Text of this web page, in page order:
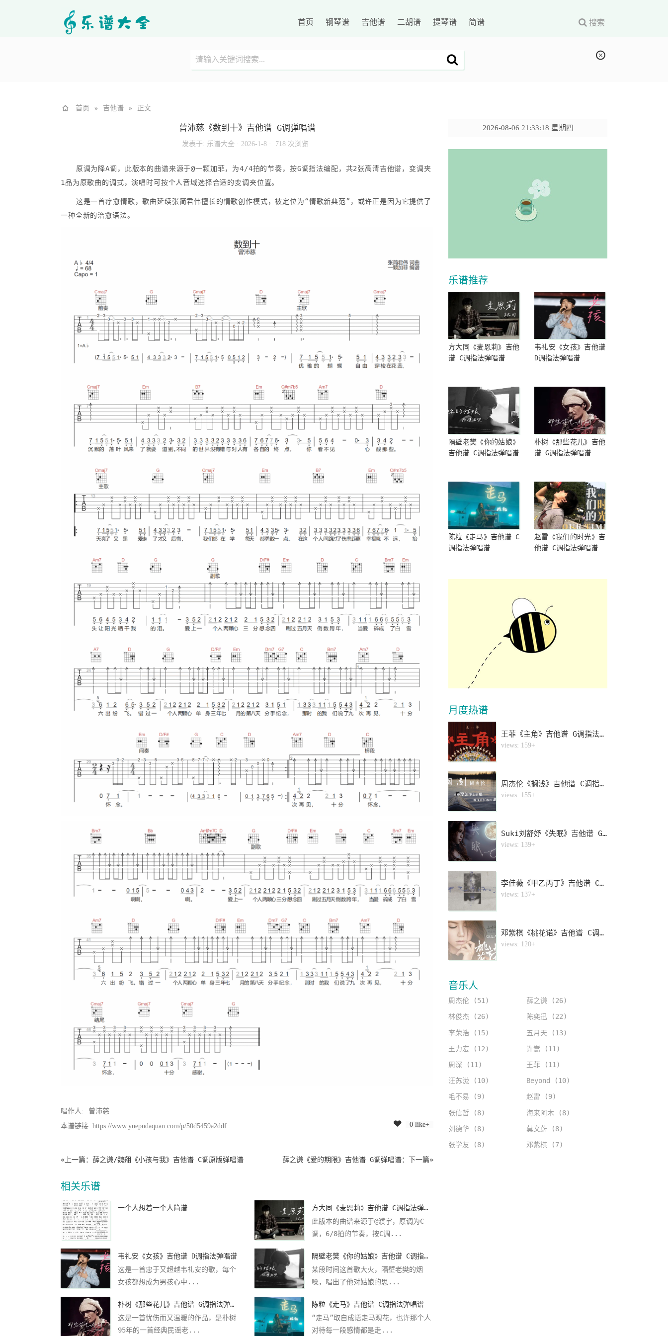
首页 钢琴谱 吉他谱 二胡谱 提琴谱 简谱 搜索
首页 » 吉他谱 » 正文
曾沛慈《数到十》吉他谱 G调弹唱谱
发表于: 乐谱大全· 2026-1-8 · 718 次浏览
原调为降A调，此版本的曲谱来源于@一颗加菲，为4/4拍的节奏，按G调指法编配，共2张高清吉他谱，变调夹
1品为原歌曲的调式，演唱时可按个人音域选择合适的变调夹位置。
这是一首疗愈情歌，歌曲延续张简君伟擅长的情歌创作模式，被定位为“情歌新典范”，或许正是因为它提供了
一种全新的治愈语法。
唱作人:
曾沛慈
本谱链接: https://www.yuepudaquan.com/p/50d5459a2ddf
0 like+
«上一篇： 薛之谦/魏翔《小孩与我》吉他谱 C调原版弹唱谱 薛之谦《爱的期限》吉他谱 G调弹唱谱：下一篇»
相关乐谱
一个人想着一个人简谱
方大同《麦恩莉》吉他谱 C调指法弹唱谱
此版本的曲谱来源于@濮宇，原调为C
调，6/8拍的节奏，按C调...
韦礼安《女孩》吉他谱 D调指法弹唱谱
这是一首忠于又超越韦礼安的歌，每个
女孩都想成为男孩心中...
隔壁老樊《你的姑娘》吉他谱 C调指法弹唱谱
某段时间这首歌大火，隔壁老樊的烟
嗓，唱出了他对姑娘的思...
朴树《那些花儿》吉他谱 G调指法弹唱谱
这是一首忧伤而又温暖的作品，是朴树
95年的一首经典民谣老...
陈粒《走马》吉他谱 C调指法弹唱谱
“走马”取自成语走马观花，也许那个人
对待每一段感情都是走...
2026-08-06 21:33:19 星期四
乐谱推荐
方大同《麦恩莉》吉他
谱 C调指法弹唱谱
韦礼安《女孩》吉他谱
D调指法弹唱谱
隔壁老樊《你的姑娘》
吉他谱 C调指法弹唱谱
朴树《那些花儿》吉他
谱 G调指法弹唱谱
陈粒《走马》吉他谱 C
调指法弹唱谱
赵雷《我们的时光》吉
他谱 C调指法弹唱谱
月度热谱
1
王菲《主角》吉他谱 G调指法弹唱谱
views: 159+
2
周杰伦《搁浅》吉他谱 C调指法弹唱谱
views: 155+
3
Suki刘舒妤《失眠》吉他谱 G调指法弹唱谱
views: 139+
4
李佳薇《甲乙丙丁》吉他谱 C调指法弹唱谱
views: 137+
5
邓紫棋《桃花诺》吉他谱 C调指法弹唱谱
views: 120+
音乐人
周杰伦 (51) 薛之谦 (26)
林俊杰 (26) 陈奕迅 (22)
李荣浩 (15) 五月天 (13)
王力宏 (12) 许嵩 (11)
周深 (11) 王菲 (11)
汪苏泷 (10) Beyond (10)
毛不易 (9) 赵雷 (9)
张信哲 (8) 海来阿木 (8)
刘德华 (8) 莫文蔚 (8)
张学友 (8) 邓紫棋 (7)